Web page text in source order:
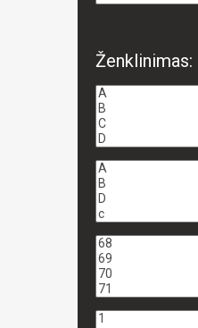
Ženklinimas: